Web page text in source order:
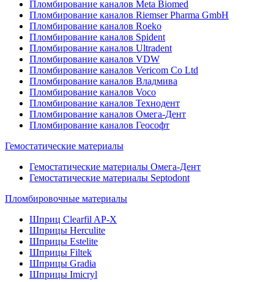
Пломбирование каналов Meta Biomed
Пломбирование каналов Riemser Pharma GmbH
Пломбирование каналов Roeko
Пломбирование каналов Spident
Пломбирование каналов Ultradent
Пломбирование каналов VDW
Пломбирование каналов Vericom Co Ltd
Пломбирование каналов Владмива
Пломбирование каналов Voco
Пломбирование каналов Технодент
Пломбирование каналов Омега-Дент
Пломбирование каналов Геософт
Гемостатические материалы
Гемостатические материалы Омега-Дент
Гемостатические материалы Septodont
Пломбировочные материалы
Шприц Clearfil AP-X
Шприцы Herculite
Шприцы Estelite
Шприцы Filtek
Шприцы Gradia
Шприцы Imicryl